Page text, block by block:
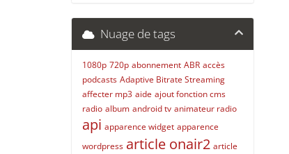
Nuage de tags
1080p 720p abonnement ABR accès
podcasts Adaptive Bitrate Streaming
affecter mp3 aide ajout fonction cms
radio album android tv animateur radio
api apparence widget apparence
wordpress article onair2 article